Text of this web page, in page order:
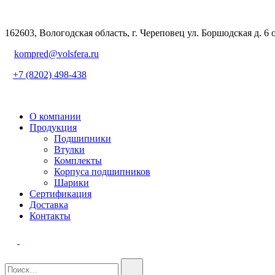
162603, Вологодская область, г. Череповец ул. Боршодская д. 6
kompred@volsfera.ru
+7 (8202) 498-438
О компании
Продукция
Подшипники
Втулки
Комплекты
Корпуса подшипников
Шарики
Сертификация
Доставка
Контакты